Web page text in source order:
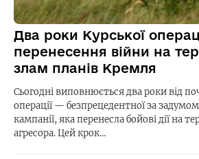
Два роки Курської
перенесення війни на
злам планів Кремля
Сьогодні виповнюється два роки від
операції — безпрецедентної за
кампанії, яка перенесла бойові дії на
агресора. Цей крок…